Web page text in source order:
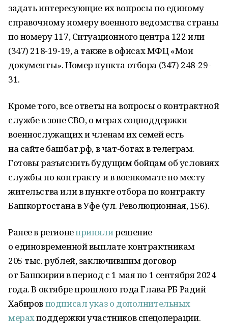
задать интересующие их вопросы по единому
справочному номеру военного ведомства страны
по номеру 117, Ситуационного центра 122 или
(347) 218-19-19, а также в офисах МФЦ «Мои
документы». Номер пункта отбора (347) 248-29-
31.
Кроме того, все ответы на вопросы о контрактной
службе в зоне СВО, о мерах соцподдержки
военнослужащих и членам их семей есть
на сайте башбат.рф, в чат-ботах в телеграм.
Готовы разъяснить будущим бойцам об условиях
службы по контракту и в военкомате по месту
жительства или в пункте отбора по контракту
Башкортостана в Уфе (ул. Революционная, 156).
Ранее в регионепринялирешение
о единовременной выплате контрактникам
205 тыс. рублей, заключившим договор
от Башкирии в период с 1 мая по 1 сентября 2024
года. В октябре прошлого года Глава РБ Радий
Хабировподписал указ о дополнительных
мерахподдержки участников спецоперации.